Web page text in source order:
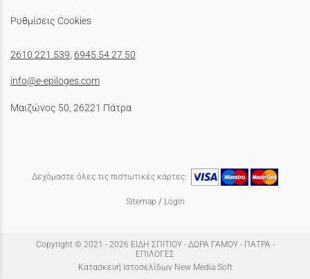
Ρυθμίσεις Cookies
2610 221 539 6945 54 27 50
info@e-epiloges.com
Μαιζώνος 50, 26221 Πάτρα
Δεχόμαστε όλες τις πιστωτικές κάρτες:
Sitemap / Login
Copyright © 2021 - 2026 ΕΙΔΗ ΣΠΙΤΙΟΥ - ΔΩΡΑ ΓΑΜΟΥ - ΠΑΤΡΑ -
ΕΠΙΛΟΓΕΣ
Κατασκευή Ιστοσελίδων New Media Soft